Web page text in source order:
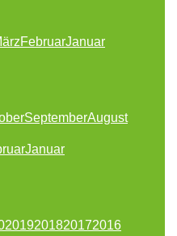
FebruarJanuar
SeptemberAugust
Januar
2019201820172016